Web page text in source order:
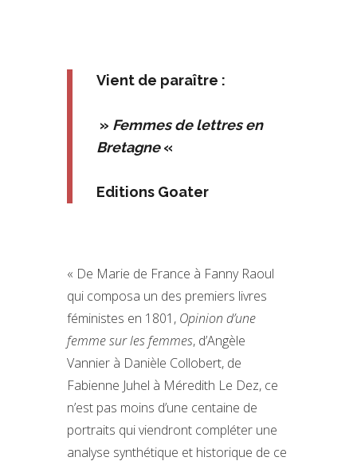
Vient de paraître :
» Femmes de lettres en
Bretagne«
Editions Goater
« De Marie de France à Fanny Raoul
qui composa un des premiers livres
féministes en 1801, Opinion d’une
femme sur les femmes, d’Angèle
Vannier à Danièle Collobert, de
Fabienne Juhel à Méredith Le Dez, ce
n’est pas moins d’une centaine de
portraits qui viendront compléter une
analyse synthétique et historique de ce